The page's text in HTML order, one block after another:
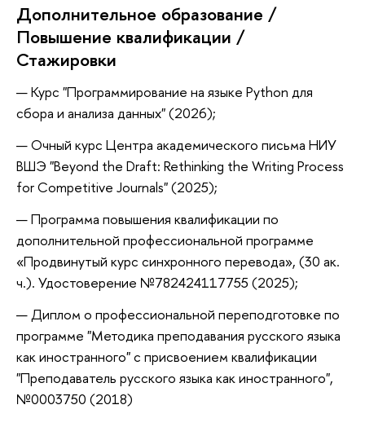
Дополнительное образование /
Повышение квалификации /
Стажировки
Курс "Программирование на языке Python для
сбора и анализа данных" (2026);
Очный курс Центра академического письма НИУ
ВШЭ "Beyond the Draft: Rethinking the Writing Process
for Competitive Journals" (2025);
Программа повышения квалификации по
дополнительной профессиональной программе
«Продвинутый курс синхронного перевода», (30 ак.
ч.). Удостоверение №782424117755 (2025);
Диплом о профессиональной переподготовке по
программе "Методика преподавания русского языка
как иностранного" с присвоением квалификации
"Преподаватель русского языка как иностранного",
№0003750 (2018)